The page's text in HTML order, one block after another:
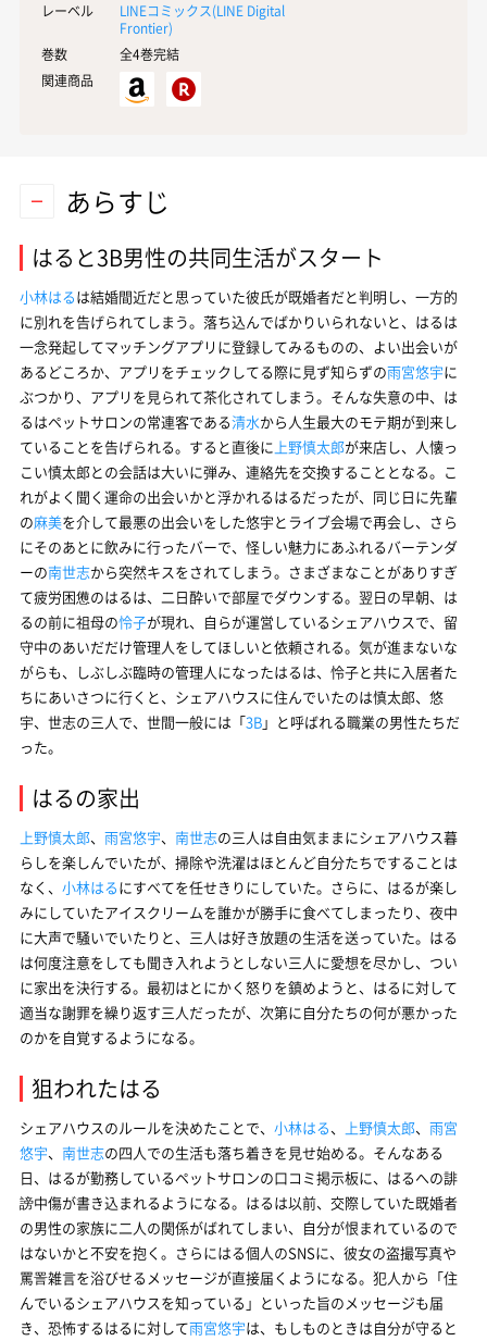
レーベル
LINEコミックス(LINE Digital
Frontier)
巻数
全4巻完結
関連商品
あらすじ
はると3B男性の共同生活がスタート
小林はるは結婚間近だと思っていた彼氏が既婚者だと判明し、一方的
に別れを告げられてしまう。落ち込んでばかりいられないと、はるは
一念発起してマッチングアプリに登録してみるものの、よい出会いが
あるどころか、アプリをチェックしてる際に見ず知らずの雨宮悠宇に
ぶつかり、アプリを見られて茶化されてしまう。そんな失意の中、は
るはペットサロンの常連客である清水から人生最大のモテ期が到来し
ていることを告げられる。すると直後に 上野慎太郎が来店し、人懐っ
こい慎太郎との会話は大いに弾み、連絡先を交換することとなる。こ
れがよく聞く運命の出会いかと浮かれるはるだったが、同じ日に先輩
の麻美を介して最悪の出会いをした悠宇とライブ会場で再会し、さら
にそのあとに飲みに行ったバーで、怪しい魅力にあふれるバーテンダ
ーの南世志から突然キスをされてしまう。さまざまなことがありすぎ
て疲労困憊のはるは、二日酔いで部屋でダウンする。翌日の早朝、は
るの前に祖母の怜子が現れ、自らが運営しているシェアハウスで、留
守中のあいだだけ管理人をしてほしいと依頼される。気が進まないな
がらも、しぶしぶ臨時の管理人になったはるは、怜子と共に入居者た
ちにあいさつに行くと、シェアハウスに住んでいたのは慎太郎、悠
宇、世志の三人で、世間一般には「3B」と呼ばれる職業の男性たちだ
った。
はるの家出
上野慎太郎、 雨宮悠宇、 南世志の三人は自由気ままにシェアハウス暮
らしを楽しんでいたが、掃除や洗濯はほとんど自分たちですることは
なく、 小林はるにすべてを任せきりにしていた。さらに、はるが楽し
みにしていたアイスクリームを誰かが勝手に食べてしまったり、夜中
に大声で騒いでいたりと、三人は好き放題の生活を送っていた。はる
は何度注意をしても聞き入れようとしない三人に愛想を尽かし、つい
に家出を決行する。最初はとにかく怒りを鎮めようと、はるに対して
適当な謝罪を繰り返す三人だったが、次第に自分たちの何が悪かった
のかを自覚するようになる。
狙われたはる
シェアハウスのルールを決めたことで、 小林はる、 上野慎太郎、 雨宮
悠宇、 南世志の四人での生活も落ち着きを見せ始める。そんなある
日、はるが勤務しているペットサロンの口コミ掲示板に、はるへの誹
謗中傷が書き込まれるようになる。はるは以前、交際していた既婚者
の男性の家族に二人の関係がばれてしまい、自分が恨まれているので
はないかと不安を抱く。さらにはる個人のSNSに、彼女の盗撮写真や
罵詈雑言を浴びせるメッセージが直接届くようになる。犯人から「住
んでいるシェアハウスを知っている」といった旨のメッセージも届
き、恐怖するはるに対して雨宮悠宇は、もしものときは自分が守ると